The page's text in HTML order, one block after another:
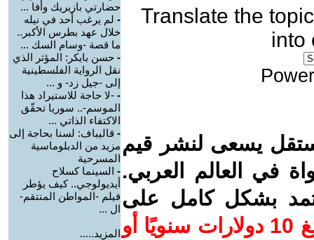
Translate the topic
into
يسعى لنشر قيم
في العالم العربي.
بشكل كامل على
ساهم/ي معنا! بدعمكم بمبلغ 10 دولارات سنويًا أو
حضارتي بازيريك وأفا ...
- لم يرغب أحد في نيله
خلال عهد بطرس الأكبر..
ما قصة -وسام السك ...
- حسن بايكر: المؤثر الذي
نقل الرواية الفلسطينية
إلى -جيل زد- و ...
- -لا حاجة للاستيراد هذا
الموسم-.. سوريا تحقّق
الاكتفاء الذاتي ...
- قاليباف: لسنا بحاجة إلى
مزيد من الدبلوماسية
المسرحية
- السينما كسلاح
أيديولوجي.. كيف يؤطر
فيلم -المواطن المنتقم-
ال ...
المزيد.....